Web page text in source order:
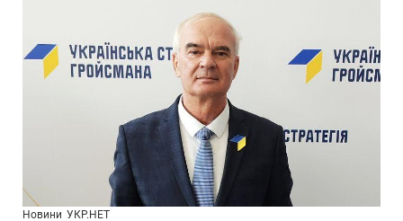
Новини УКР.НЕТ